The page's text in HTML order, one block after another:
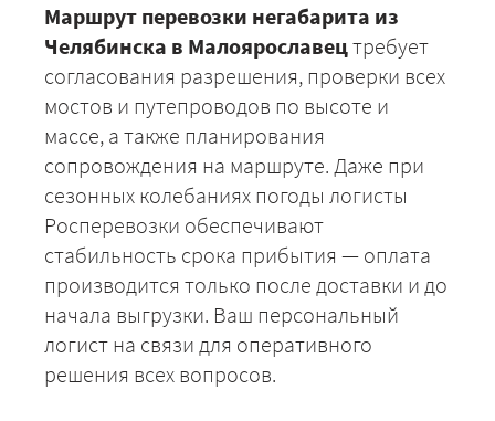
Маршрут перевозки негабарита из
Челябинска в Малоярославецтребует
согласования разрешения, проверки всех
мостов и путепроводов по высоте и
массе, а также планирования
сопровождения на маршруте. Даже при
сезонных колебаниях погоды логисты
Росперевозки обеспечивают
стабильность срока прибытия — оплата
производится только после доставки и до
начала выгрузки. Ваш персональный
логист на связи для оперативного
решения всех вопросов.
ЗАКАЗАТЬ